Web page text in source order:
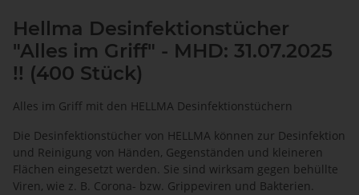
Hellma Desinfektionstücher
"Alles im Griff" - MHD: 31.07.2025
!! (400 Stück)
Alles im Griff mit den HELLMA Desinfektionstüchern
Die Desinfektionstücher von HELLMA können zur Desinfektion
und Reinigung von Händen, Gegenständen und kleineren
Flächen eingesetzt werden. Sie sind wirksam gegen behüllte
Viren, wie z. B. Corona- bzw. Grippeviren und Bakterien.